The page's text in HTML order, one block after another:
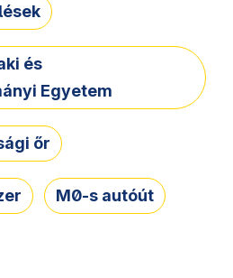
és
Egyetem
őr
M0-s autóút